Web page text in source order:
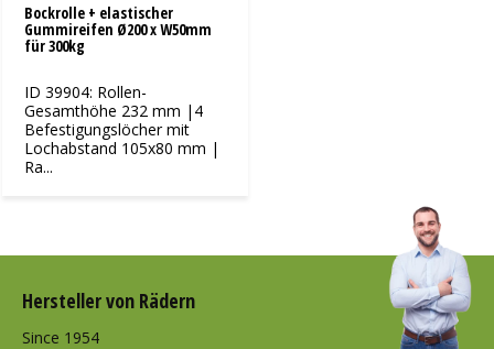
Bockrolle + elastischer
Gummireifen Ø200 x W50mm
für 300kg
ID 39904: Rollen-
Gesamthöhe 232 mm |4
Befestigungslöcher mit
Lochabstand 105x80 mm |
Ra...
Hersteller von Rädern
Since 1954